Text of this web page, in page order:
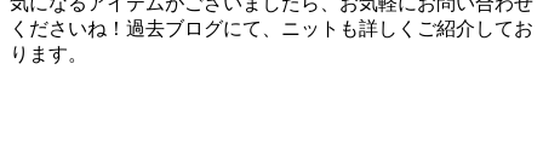
くださいね！過去ブログにて、ニットも詳しくご紹介してお
ります。